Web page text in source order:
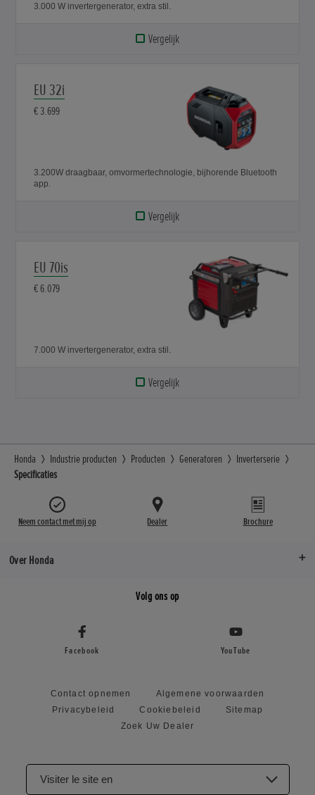
3.000 W invertergenerator, extra stil.
Vergelijk
EU 32i
€ 3.699
3.200W draagbaar, omvormertechnologie, bijhorende Bluetooth
app.
Vergelijk
EU 70is
€ 6.079
7.000 W invertergenerator, extra stil.
Vergelijk
Honda Industrie producten Producten Generatoren
Inverterserie
Specificaties
Neem contact met mij op Dealer Brochure
Over Honda
Volg ons op
Facebook YouTube
Contact opnemen
Algemene voorwaarden
Privacybeleid
Cookiebeleid
Sitemap
Zoek Uw Dealer
Visiter le site en